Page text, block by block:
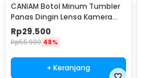
CANIAM Botol Minum Tumbler
Panas Dingin Lensa Kamera
24-105mm 400ml
Rp29.500
Rp55.900 48%
+ Keranjang